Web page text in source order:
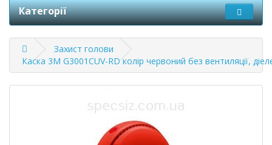
Категорії
Захист голови
Каска 3М G3001CUV-RD колір червоний без вентиляції,